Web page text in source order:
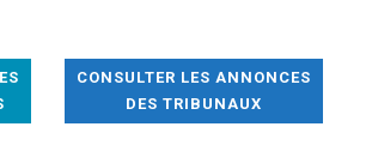
CONSULTER LES ANNONCES
DES TRIBUNAUX